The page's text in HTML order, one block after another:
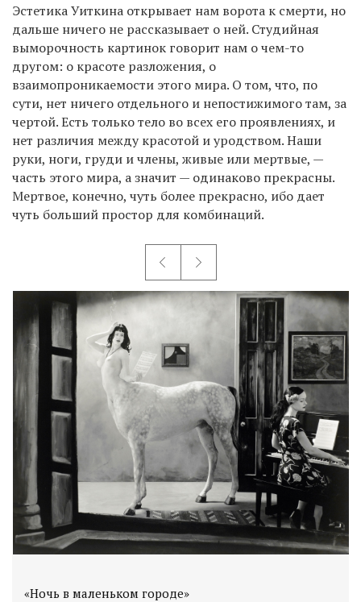
Эстетика Уиткина открывает нам ворота к смерти, но
дальше ничего не рассказывает о ней. Студийная
выморочность картинок говорит нам о чем-то
другом: о красоте разложения, о
взаимопроникаемости этого мира. О том, что, по
сути, нет ничего отдельного и непостижимого там, за
чертой. Есть только тело во всех его проявлениях, и
нет различия между красотой и уродством. Наши
руки, ноги, груди и члены, живые или мертвые, —
часть этого мира, а значит — одинаково прекрасны.
Мертвое, конечно, чуть более прекрасно, ибо дает
чуть больший простор для комбинаций.
«Ночь в маленьком городе»